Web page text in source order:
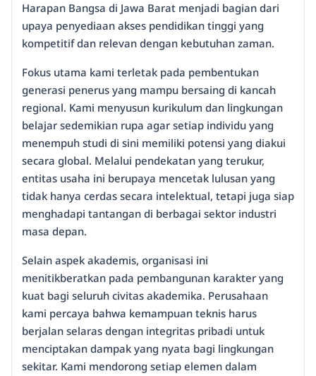
Harapan Bangsa di Jawa Barat menjadi bagian dari
upaya penyediaan akses pendidikan tinggi yang
kompetitif dan relevan dengan kebutuhan zaman.
Fokus utama kami terletak pada pembentukan
generasi penerus yang mampu bersaing di kancah
regional. Kami menyusun kurikulum dan lingkungan
belajar sedemikian rupa agar setiap individu yang
menempuh studi di sini memiliki potensi yang diakui
secara global. Melalui pendekatan yang terukur,
entitas usaha ini berupaya mencetak lulusan yang
tidak hanya cerdas secara intelektual, tetapi juga siap
menghadapi tantangan di berbagai sektor industri
masa depan.
Selain aspek akademis, organisasi ini
menitikberatkan pada pembangunan karakter yang
kuat bagi seluruh civitas akademika. Perusahaan
kami percaya bahwa kemampuan teknis harus
berjalan selaras dengan integritas pribadi untuk
menciptakan dampak yang nyata bagi lingkungan
sekitar. Kami mendorong setiap elemen dalam